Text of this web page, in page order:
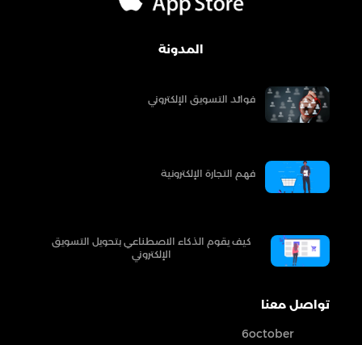
المدونة
فوائد التسويق الإلكتروني
فهم التجارة الإلكترونية
كيف يقوم الذكاء الاصطناعي بتحويل التسويق
الإلكتروني
تواصل معنا
6october